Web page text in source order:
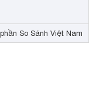
So Sánh Việt Nam